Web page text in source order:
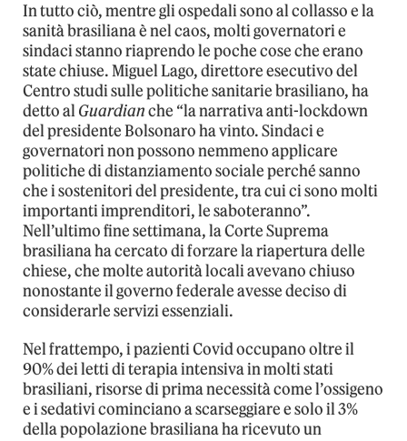
In tutto ciò, mentre gli ospedali sono al collasso e la
sanità brasiliana è nel caos, molti governatori e
sindaci stanno riaprendo le poche cose che erano
state chiuse. Miguel Lago, direttore esecutivo del
Centro studi sulle politiche sanitarie brasiliano, ha
detto alGuardianche “la narrativa anti-lockdown
del presidente Bolsonaro ha vinto. Sindaci e
governatori non possono nemmeno applicare
politiche di distanziamento sociale perché sanno
che i sostenitori del presidente, tra cui ci sono molti
importanti imprenditori, le saboteranno”.
Nell’ultimo fine settimana, la Corte Suprema
brasiliana ha cercato di forzare la riapertura delle
chiese, che molte autorità locali avevano chiuso
nonostante il governo federale avesse deciso di
considerarle servizi essenziali.
Nel frattempo, i pazienti Covid occupano oltre il
90% dei letti di terapia intensiva in molti stati
brasiliani, risorse di prima necessità come l’ossigeno
e i sedativi cominciano a scarseggiare e solo il 3%
della popolazione brasiliana ha ricevuto un